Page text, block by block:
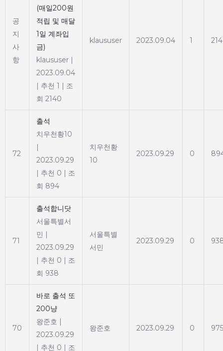
공
지
사
항
(매일200원
적립 및 매달
1일 계좌입
금)
klaususer |
2023.09.04
| 추천 1 | 조
회 2140
klaususer 2023.09.04 1
72
출석
치우천황10
|
2023.09.29
| 추천 0 | 조
회 894
치우천황
10
2023.09.29 0
71
출석합니닷
서울특별서
민 |
2023.09.29
| 추천 0 | 조
회 938
서울특별
서민
2023.09.29 0
70
바로 출석 또
200냥
왕준호 |
2023.09.29
| 추천 0 | 조
왕준호 2023.09.29 0 975